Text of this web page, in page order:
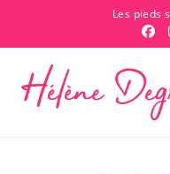
Les pieds